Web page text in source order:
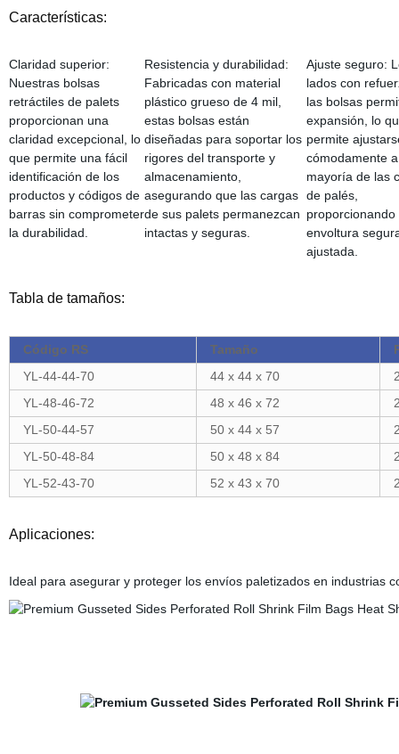
Características:
Claridad superior:
Nuestras bolsas
retráctiles de palets
proporcionan una
claridad excepcional, lo
que permite una fácil
identificación de los
productos y códigos de
barras sin comprometer
la durabilidad.
Resistencia y durabilidad:
Fabricadas con material
plástico grueso de 4 mil,
estas bolsas están
diseñadas para soportar los
rigores del transporte y
almacenamiento,
asegurando que las cargas
de sus palets permanezcan
intactas y seguras.
Ajuste seguro:
lados con
las bolsas
expansión, lo
permite
cómodamente
mayoría de las
de palés,
proporcionando
envoltura
ajustada.
Tabla de tamaños:
Código RS Tamaño
YL-44-44-70
44 x 44 x 70
YL-48-46-72
48 x 46 x 72
YL-50-44-57
50 x 44 x 57
YL-50-48-84
50 x 48 x 84
YL-52-43-70
52 x 43 x 70
Aplicaciones:
Ideal para asegurar y proteger los envíos paletizados en industrias